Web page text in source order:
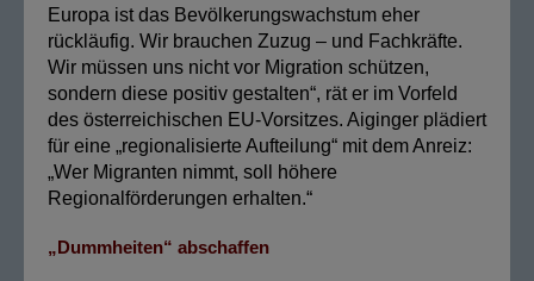
Europa ist das Bevölkerungswachstum eher
rückläufig. Wir brauchen Zuzug – und Fachkräfte.
Wir müssen uns nicht vor Migration schützen,
sondern diese positiv gestalten“, rät er im Vorfeld
des österreichischen EU-Vorsitzes. Aiginger plädiert
für eine „regionalisierte Aufteilung“ mit dem Anreiz:
„Wer Migranten nimmt, soll höhere
Regionalförderungen erhalten.“
„Dummheiten“ abschaffen